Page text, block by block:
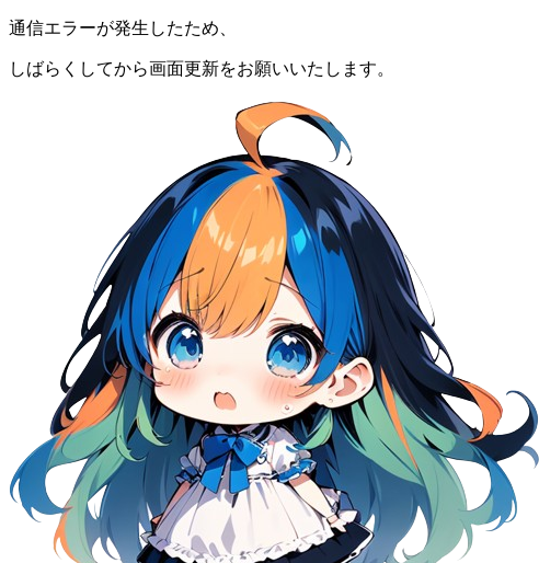
通信エラーが発生したため、
しばらくしてから画面更新をお願いいたします。